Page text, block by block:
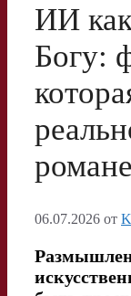
ИИ
Богу:
романе
06.07.2026 от